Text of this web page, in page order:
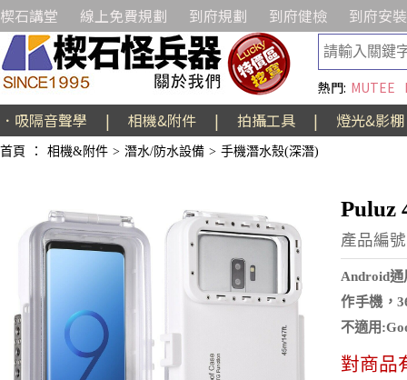
楔石講堂 線上免費規劃 到府規劃 到府健檢 到府安裝
熱門: MUTEE
．吸隔音聲學 | 相機&附件 | 拍攝工具 | 燈光&影棚
首頁 ： 相機&附件 > 潛水/防水設備 > 手機潛水殼(深潛)
Puluz
產品編
Android通
作手機，
不適用
對商品